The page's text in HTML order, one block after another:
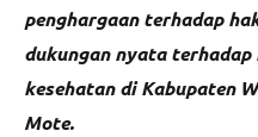
penghargaan terhadap
dukungan nyata
kesehatan di Kabupaten
Mote.